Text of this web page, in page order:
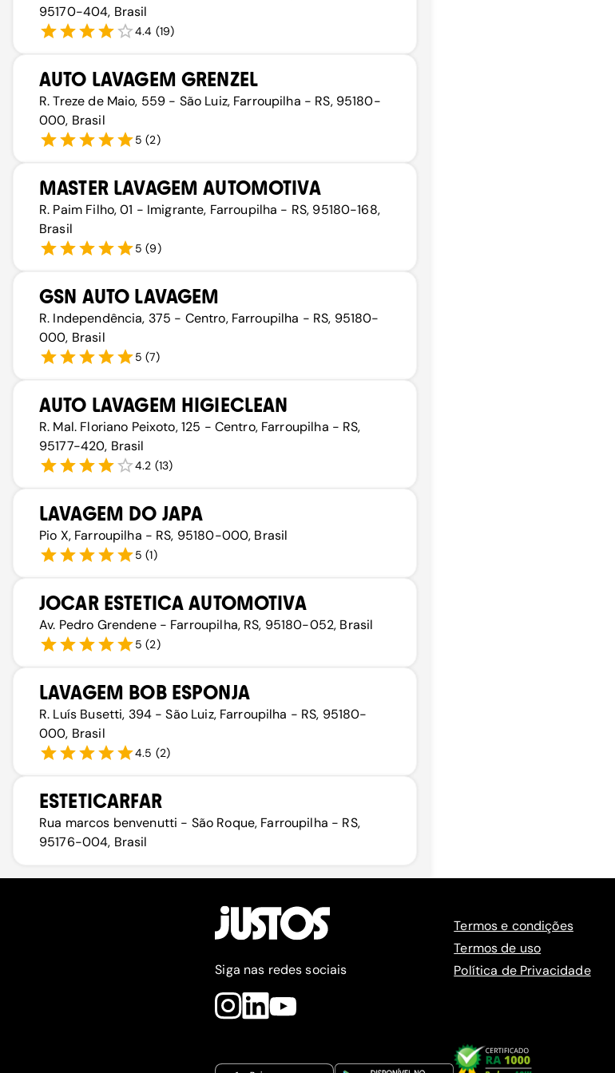
95170-404, Brasil
4.4 (19)
AUTO LAVAGEM GRENZEL
R. Treze de Maio, 559 - São Luiz, Farroupilha - RS, 95180-
000, Brasil
5 (2)
MASTER LAVAGEM AUTOMOTIVA
R. Paim Filho, 01 - Imigrante, Farroupilha - RS, 95180-168,
Brasil
5 (9)
GSN AUTO LAVAGEM
R. Independência, 375 - Centro, Farroupilha - RS, 95180-
000, Brasil
5 (7)
AUTO LAVAGEM HIGIECLEAN
R. Mal. Floriano Peixoto, 125 - Centro, Farroupilha - RS,
95177-420, Brasil
4.2 (13)
LAVAGEM DO JAPA
Pio X, Farroupilha - RS, 95180-000, Brasil
5 (1)
JOCAR ESTETICA AUTOMOTIVA
Av. Pedro Grendene - Farroupilha, RS, 95180-052, Brasil
5 (2)
LAVAGEM BOB ESPONJA
R. Luís Busetti, 394 - São Luiz, Farroupilha - RS, 95180-
000, Brasil
4.5 (2)
ESTETICARFAR
Rua marcos benvenutti - São Roque, Farroupilha - RS,
95176-004, Brasil
Siga nas redes sociais
Termos e condições
Termos de uso
Política de Privacidade